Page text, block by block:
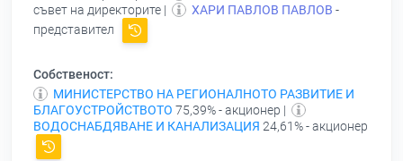
съвет на директорите |
ХАРИ ПАВЛОВ ПАВЛОВ -
представител
Собственост:
МИНИСТЕРСТВО НА РЕГИОНАЛНОТО РАЗВИТИЕ И
БЛАГОУСТРОЙСТВОТО 75,39% - акционер |
ВОДОСНАБДЯВАНЕ И КАНАЛИЗАЦИЯ 24,61% - акционер